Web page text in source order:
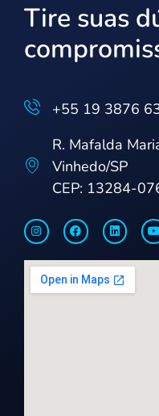
Tire suas
+55 19 3876
R. Mafalda
Vinhedo/SP
CEP: 13284-